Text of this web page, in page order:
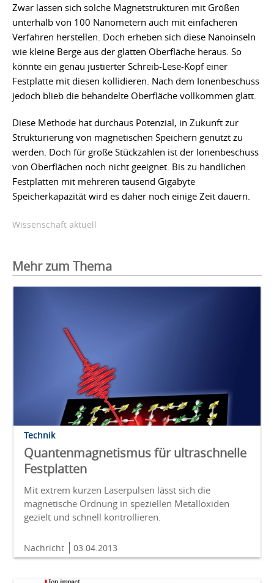
Zwar lassen sich solche Magnetstrukturen mit Größen
unterhalb von 100 Nanometern auch mit einfacheren
Verfahren herstellen. Doch erheben sich diese Nanoinseln
wie kleine Berge aus der glatten Oberfläche heraus. So
könnte ein genau justierter Schreib-Lese-Kopf einer
Festplatte mit diesen kollidieren. Nach dem Ionenbeschuss
jedoch blieb die behandelte Oberfläche vollkommen glatt.
Diese Methode hat durchaus Potenzial, in Zukunft zur
Strukturierung von magnetischen Speichern genutzt zu
werden. Doch für große Stückzahlen ist der Ionenbeschuss
von Oberflächen noch nicht geeignet. Bis zu handlichen
Festplatten mit mehreren tausend Gigabyte
Speicherkapazität wird es daher noch einige Zeit dauern.
Wissenschaft aktuell
Mehr zum Thema
Technik
Quantenmagnetismus für ultraschnelle
Festplatten
Mit extrem kurzen Laserpulsen lässt sich die
magnetische Ordnung in speziellen Metalloxiden
gezielt und schnell kontrollieren.
Nachricht 03.04.2013